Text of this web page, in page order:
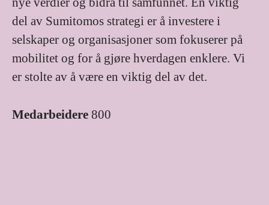
del av Sumitomos strategi er å investere i
selskaper og organisasjoner som fokuserer på
mobilitet og for å gjøre hverdagen enklere. Vi
er stolte av å være en viktig del av det.
Medarbeidere 800